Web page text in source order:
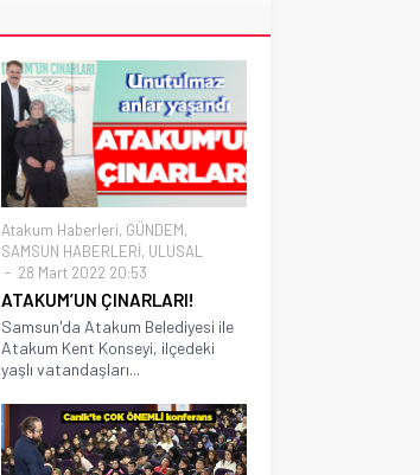
Atakum Haberleri, GÜNDEM,
SAMSUN HABERLERİ, ULUSAL
28 Mart 2022 20:53
ATAKUM’UN ÇINARLARI!
Samsun'da Atakum Belediyesi ile
Atakum Kent Konseyi, ilçedeki
yaşlı vatandaşları...